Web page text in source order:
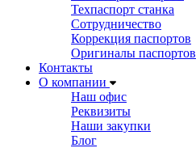
Техпаспорт станка
Сотрудничество
Коррекция паспортов
Оригиналы паспортов
Контакты
О компании
Наш офис
Реквизиты
Наши закупки
Блог